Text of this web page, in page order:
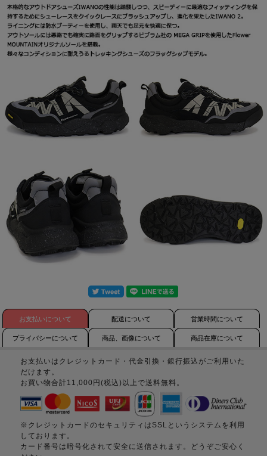
お支払いについて 配送について 営業時間について
プライバシーについて 商品、画像について 商品在庫について
お支払いはクレジットカード・代金引換・銀行振込がご利用いた
だけます。
お買い物合計11,000円(税込)以上で送料無料。
※クレジットカードのセキュリティはSSLというシステムを利用
しております。
カード番号は暗号化されて安全に送信されます。どうぞご安心く